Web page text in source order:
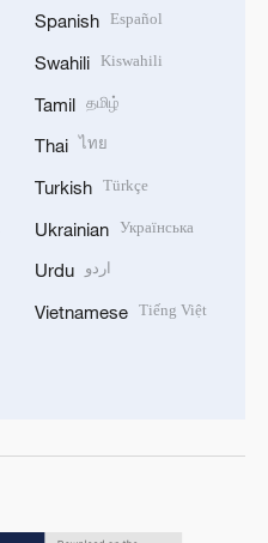
Spanish Español
Swahili Kiswahili
Tamil தமிழ்
Thai ไทย
Turkish Türkçe
Ukrainian Українська
Urdu اردو
Vietnamese Tiếng Việt